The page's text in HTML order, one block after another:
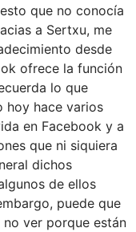
que no conocía
a Sertxu, me
desde
ofrece la función
lo que
hoy hace varios
en Facebook y a
que ni siquiera
dichos
de ellos
puede que
ver porque están